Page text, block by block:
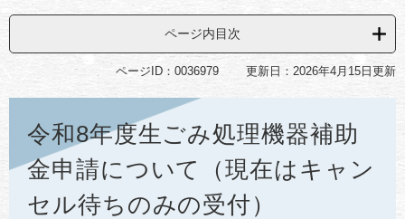
ページ内目次
ページID：0036979 更新日：2026年4月15日更新
令和8年度生ごみ処理機器補助
金申請について（現在はキャン
セル待ちのみの受付）